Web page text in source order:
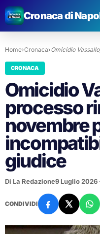
Cronaca di
Home›Cronaca›Omicidio
CRONACA
Omicidio
processo
novembre
giudice
Di La Redazione9 Luglio 2026
CONDIVIDI